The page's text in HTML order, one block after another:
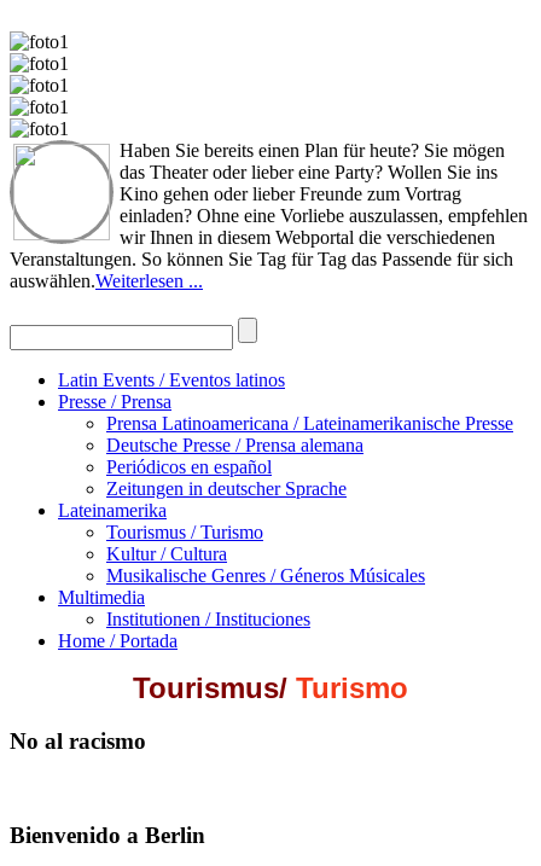
Haben Sie bereits einen Plan für heute? Sie mögen
das Theater oder lieber eine Party? Wollen Sie ins
Kino gehen oder lieber Freunde zum Vortrag
einladen? Ohne eine Vorliebe auszulassen, empfehlen
wir Ihnen in diesem Webportal die verschiedenen
Veranstaltungen. So können Sie Tag für Tag das Passende für sich
auswählen.Weiterlesen ...
Latin Events / Eventos latinos
Presse / Prensa
Prensa Latinoamericana / Lateinamerikanische Presse
Deutsche Presse / Prensa alemana
Periódicos en español
Zeitungen in deutscher Sprache
Lateinamerika
Tourismus / Turismo
Kultur / Cultura
Musikalische Genres / Géneros Músicales
Multimedia
Institutionen / Instituciones
Home / Portada
Tourismus/ Turismo
No al racismo
Bienvenido a Berlin